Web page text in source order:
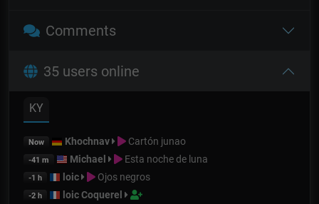
Comments
35 users online
KY
Now Khochnav Cartón junao
-41 m Michael Esta noche de luna
-1 h loic Ojos negros
-2 h loic Coquerel